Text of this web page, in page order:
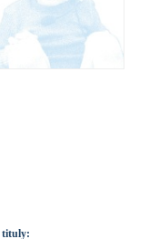
tituly: